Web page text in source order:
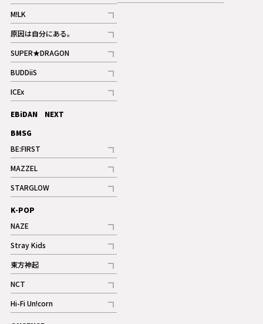
記事
M!LK
記事
原因は自分にある。
記事
SUPER★DRAGON
記事
BUDDiiS
記事
ICEx
記事
EBiDAN NEXT
BMSG
BE:FIRST
記事
ギャラリー
MAZZEL
記事
ギャラリー
STARGLOW
記事
記事
K-POP
NAZE
記事
Stray Kids
記事
東方神起
記事
NCT
記事
Hi-Fi Un!corn
記事